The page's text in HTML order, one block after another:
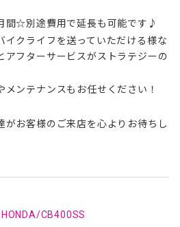
間☆別途費用で延長も可能です♪
イクライフを送っていただける様な
アフターサービスがストラテジーの
ンテナンスもお任せください！
がお客様のご来店を心よりお待ちし
CB400SS